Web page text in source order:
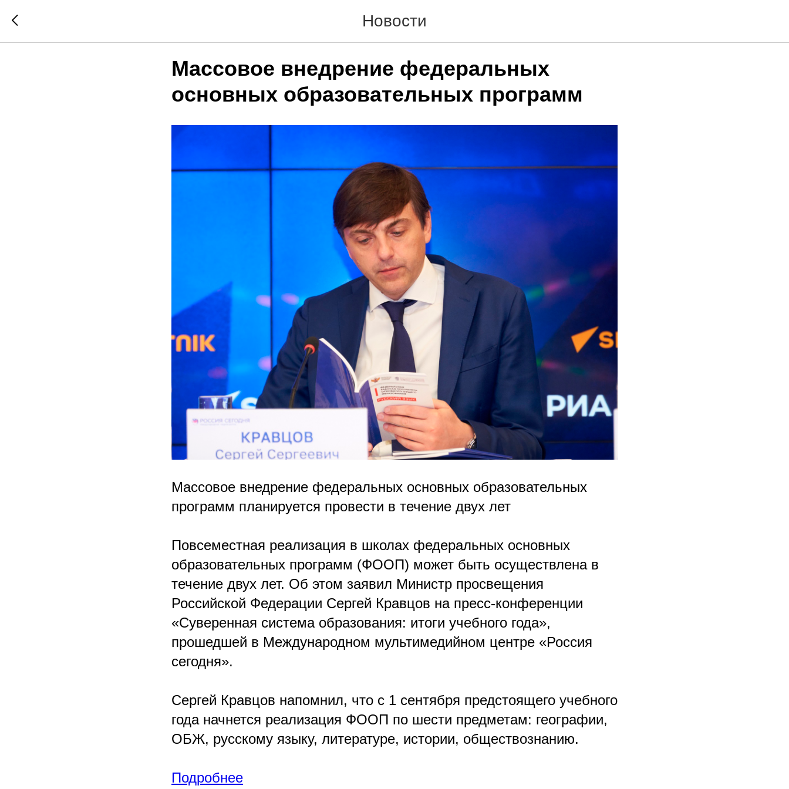
Новости
Массовое внедрение федеральных
основных образовательных программ
Массовое внедрение федеральных основных образовательных
программ планируется провести в течение двух лет
Повсеместная реализация в школах федеральных основных
образовательных программ (ФООП) может быть осуществлена в
течение двух лет. Об этом заявил Министр просвещения
Российской Федерации Сергей Кравцов на пресс-конференции
«Суверенная система образования: итоги учебного года»,
прошедшей в Международном мультимедийном центре «Россия
сегодня».
Сергей Кравцов напомнил, что с 1 сентября предстоящего учебного
года начнется реализация ФООП по шести предметам: географии,
ОБЖ, русскому языку, литературе, истории, обществознанию.
Подробнее